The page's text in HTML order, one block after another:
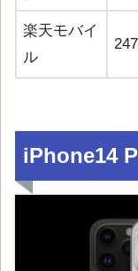
楽天モバイ
ル
iPhone14